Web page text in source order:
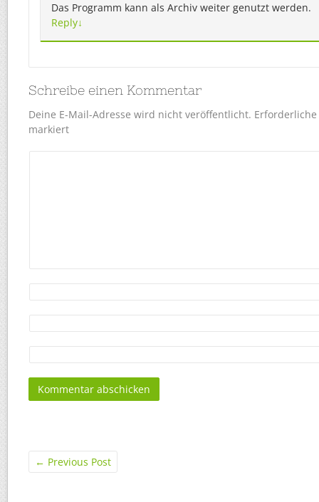
Das Programm kann als Archiv weiter genutzt werden.
Reply↓
Schreibe einen Kommentar
Deine E-Mail-Adresse wird nicht veröffentlicht.
markiert
← Previous Post